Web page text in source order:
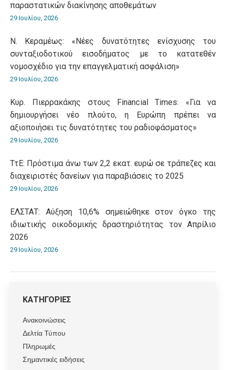
παραστατικών διακίνησης αποθεμάτων
29 Ιουλίου, 2026
Ν. Κεραμέως: «Νέες δυνατότητες ενίσχυσης του
συνταξιοδοτικού εισοδήματος με το κατατεθέν
νομοσχέδιο για την επαγγελματική ασφάλιση»
29 Ιουλίου, 2026
Κυρ. Πιερρακάκης στους Financial Times: «Για να
δημιουργήσει νέο πλούτο, η Ευρώπη πρέπει να
αξιοποιήσει τις δυνατότητες του ραδιοφάσματος»
29 Ιουλίου, 2026
ΤτΕ: Πρόστιμα άνω των 2,2 εκατ. ευρώ σε τράπεζες και
διαχειριστές δανείων για παραβιάσεις το 2025
29 Ιουλίου, 2026
ΕΛΣΤΑΤ: Αύξηση 10,6% σημειώθηκε στον όγκο της
ιδιωτικής οικοδομικής δραστηριότητας τον Απρίλιο
2026
29 Ιουλίου, 2026
ΚΑΤΗΓΟΡΙΕΣ
Ανακοινώσεις
Δελτία Τύπου
Πληρωμές
Σημαντικές ειδήσεις